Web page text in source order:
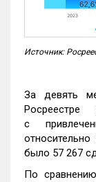
Источник:
За девять
с
было 57 267
По